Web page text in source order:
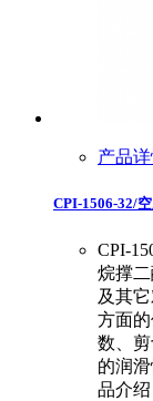
产品
CPI-1506-32/
CPI-
烷撑
及其
方面
数、
的润
品介